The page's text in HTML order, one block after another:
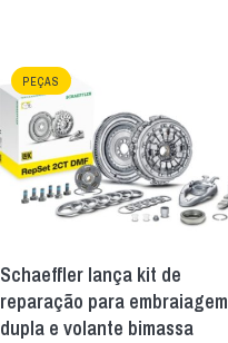
PEÇAS
Schaeffler lança kit de
reparação para embraiagem
dupla e volante bimassa